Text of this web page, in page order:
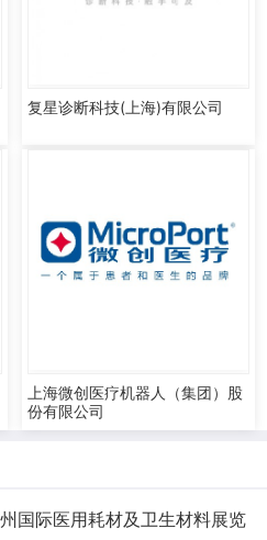
复星诊断科技(上海)有限公司
上海微创医疗机器人（集团）股
份有限公司
国际医用耗材及卫生材料展览